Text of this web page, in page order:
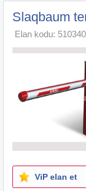
Slaqbaum
Elan kodu:
ViP elan et